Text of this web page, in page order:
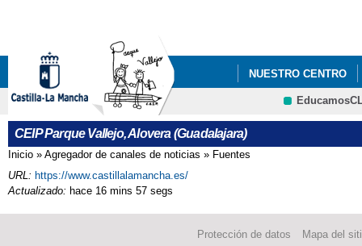
NUESTRO CENTRO
COMEDOR ESCOLAR
CEIP Parque Vallejo, Alovera (Guadalajara)
Se encuentra usted aquí
Inicio » Agregador de canales de noticias » Fuentes
URL: https://www.castillalamancha.es/
Actualizado: hace 16 mins 57 segs
Protección de datos Mapa del